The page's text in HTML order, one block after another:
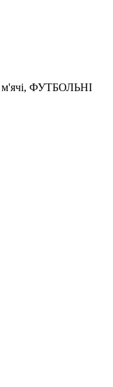
м'ячі, ФУТБОЛЬНІ